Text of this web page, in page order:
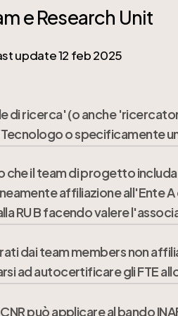
e Research Unit
update 12 feb 2025
di ricerca' (o anche
o specificamente
senso generale un ruolo da
che il team di progetto includa
affiliazione all'Ente A
RU B facendo valere
appartiene a un Ente/
e RU del proprio Ente/
dai team members non
ad autocertificare gli FTE
Letter” sottoscritta dal
può applicare al bando